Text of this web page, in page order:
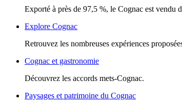
Exporté à près de 97,5 %, le Cognac est vendu
Explore Cognac
Retrouvez les nombreuses expériences
Cognac et gastronomie
Découvrez les accords mets-Cognac.
Paysages et patrimoine du Cognac